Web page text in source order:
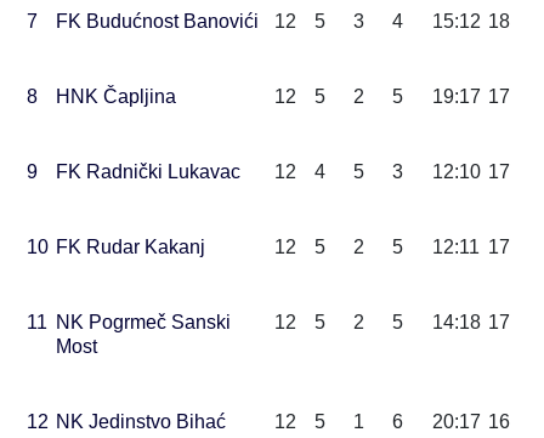
7 FK Budućnost Banovići 12 5 3 4 15:12 18
8 HNK Čapljina 12 5 2 5 19:17 17
9 FK Radnički Lukavac 12 4 5 3 12:10 17
10 FK Rudar Kakanj 12 5 2 5 12:11 17
11 NK Pogrmeč Sanski
Most
12 5 2 5 14:18 17
12 NK Jedinstvo Bihać 12 5 1 6 20:17 16